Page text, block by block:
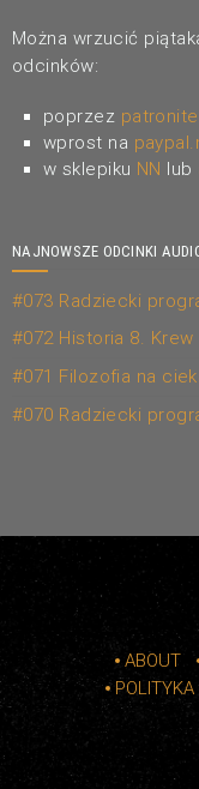
Można wrzucić
odcinków:
poprzez
wprost na
w sklepiku NN lub
NAJNOWSZE ODCINKI
#073 Radziecki
#072 Historia 8. Krew
#071 Filozofia na
#070 Radziecki
ABOUT
POLITYKA